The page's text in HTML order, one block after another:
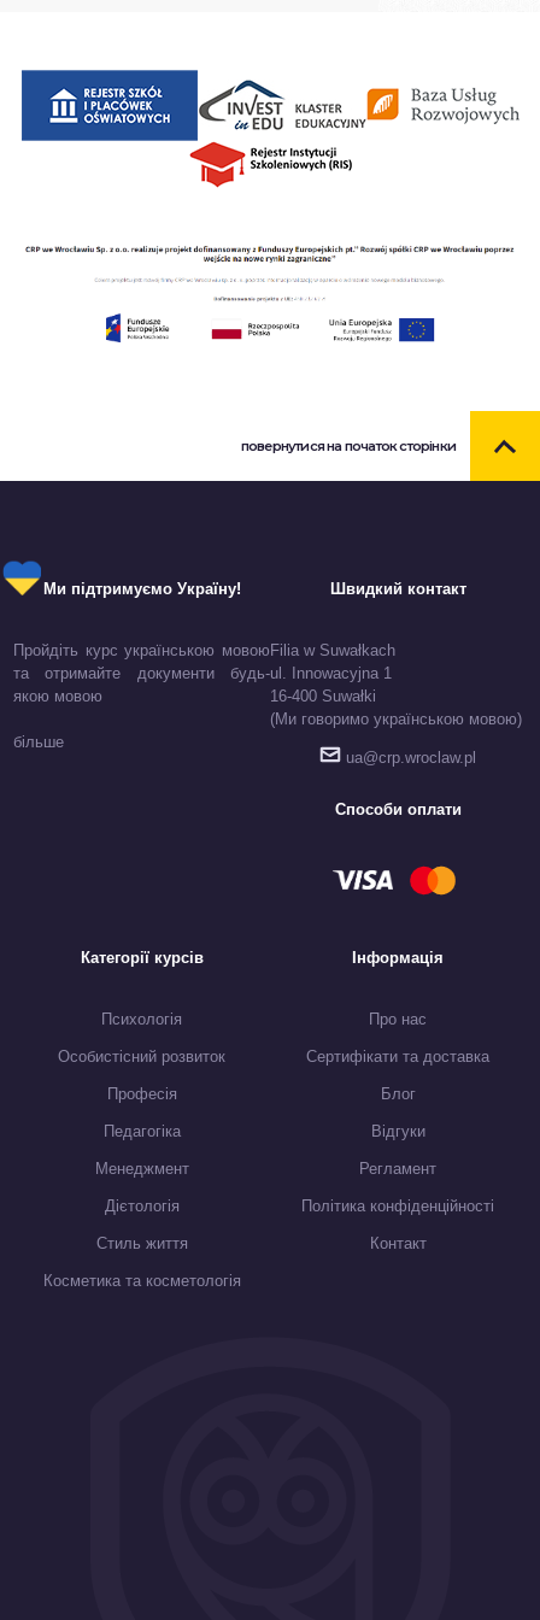
повернутися на початок сторінки
Ми підтримуємо Україну!
Пройдіть курс українською мовою
та отримайте документи будь-
якою мовою
більше
Категорії курсів
Психологія
Особистісний розвиток
Професія
Педагогіка
Менеджмент
Дієтологія
Стиль життя
Косметика та косметологія
Інформація
Про нас
Сертифікати та доставка
Блог
Відгуки
Регламент
Політика конфіденційності
Контакт
Швидкий контакт
Filia w Suwałkach
ul. Innowacyjna 1
16-400 Suwałki
(Ми говоримо українською мовою)
ua@crp.wroclaw.pl
Способи оплати